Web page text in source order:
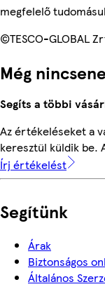
megfelelő
©TESCO-GLOBAL
Még
Segíts a többi
Az értékeléseket a
keresztül küldik be.
Írj értékelést
Segítünk
Árak
Biztonságos
Általános